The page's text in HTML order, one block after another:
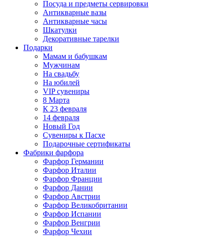
Посуда и предметы сервировки
Антикварные вазы
Антикварные часы
Шкатулки
Декоративные тарелки
Подарки
Мамам и бабушкам
Мужчинам
На свадьбу
На юбилей
VIP сувениры
8 Марта
К 23 февраля
14 февраля
Новый Год
Сувениры к Пасхе
Подарочные сертификаты
Фабрики фарфора
Фарфор Германии
Фарфор Италии
Фарфор Франции
Фарфор Дании
Фарфор Австрии
Фарфор Великобритании
Фарфор Испании
Фарфор Венгрии
Фарфор Чехии